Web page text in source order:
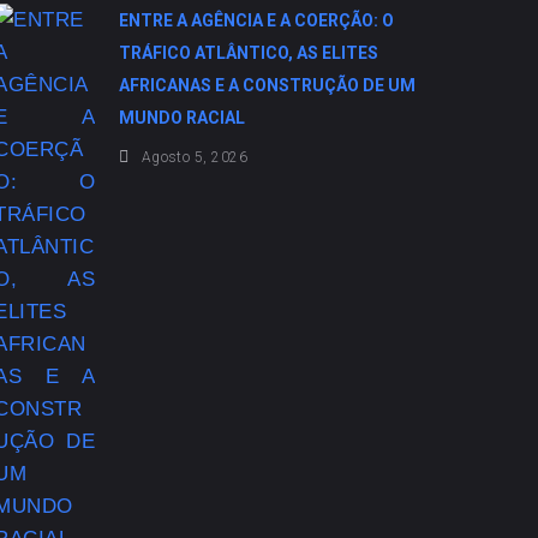
ENTRE A AGÊNCIA E A COERÇÃO: O
TRÁFICO ATLÂNTICO, AS ELITES
AFRICANAS E A CONSTRUÇÃO DE UM
MUNDO RACIAL
Agosto 5, 2026